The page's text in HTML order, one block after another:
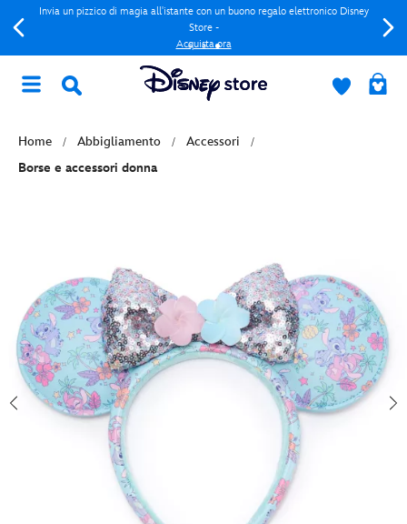
Invia un pizzico di magia all'istante con un buono regalo elettronico Disney
Store -
Acquista ora
Home Abbigliamento
Accessori
Borse e accessori donna